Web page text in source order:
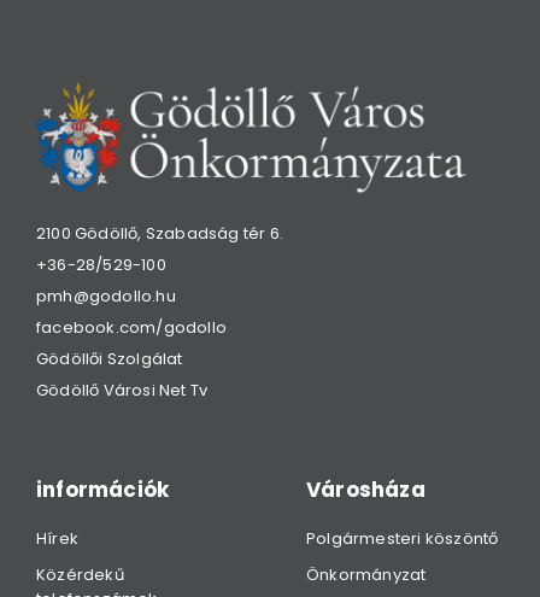
2100 Gödöllő, Szabadság tér 6.
+36-28/529-100
pmh@godollo.hu
facebook.com/godollo
Gödöllői Szolgálat
Gödöllő Városi Net Tv
információk
Hírek
Közérdekű
Városháza
Polgármesteri köszöntő
Önkormányzat